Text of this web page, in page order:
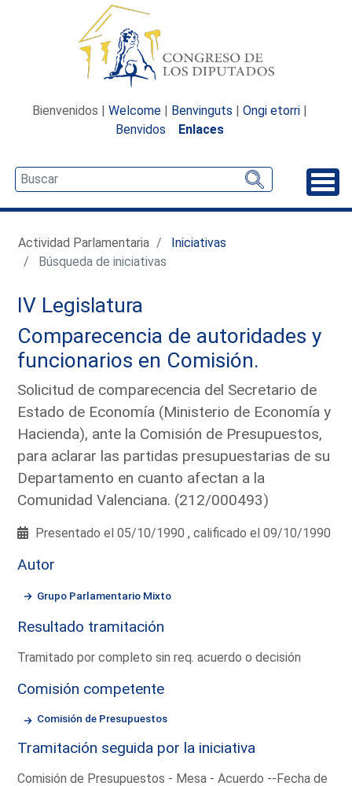
Bienvenidos | Welcome | Benvinguts | Ongi etorri |
Benvidos
Enlaces
Actividad Parlamentaria
Iniciativas
Búsqueda de iniciativas
IV Legislatura
Comparecencia de autoridades y
funcionarios en Comisión.
Solicitud de comparecencia del Secretario de
Estado de Economía (Ministerio de Economía y
Hacienda), ante la Comisión de Presupuestos,
para aclarar las partidas presupuestarias de su
Departamento en cuanto afectan a la
Comunidad Valenciana. (212/000493)
Presentado el 05/10/1990 , calificado el 09/10/1990
Autor
Grupo Parlamentario Mixto
Resultado tramitación
Tramitado por completo sin req. acuerdo o decisión
Comisión competente
Comisión de Presupuestos
Tramitación seguida por la iniciativa
Comisión de Presupuestos - Mesa - Acuerdo --Fecha de